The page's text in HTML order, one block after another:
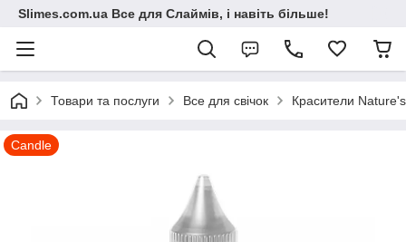
Slimes.com.ua Все для Слаймів, і навіть більше!
Товари та послуги Все для свічок Красители
Candle